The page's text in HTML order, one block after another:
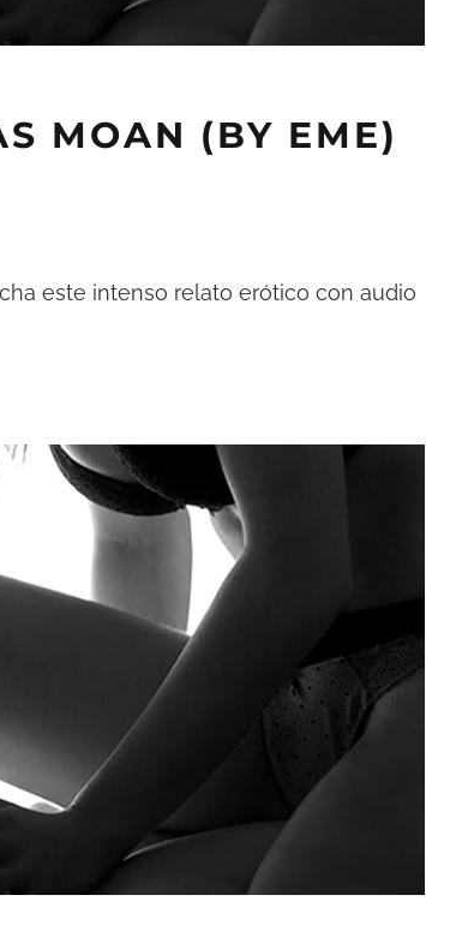
MOAN (BY EME)
este intenso relato erótico con audio